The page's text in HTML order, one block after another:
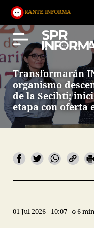
INFORMA
Transformarán
organismo
de la Secihti;
etapa con oferta
01 Jul 2026 10:07 6 min